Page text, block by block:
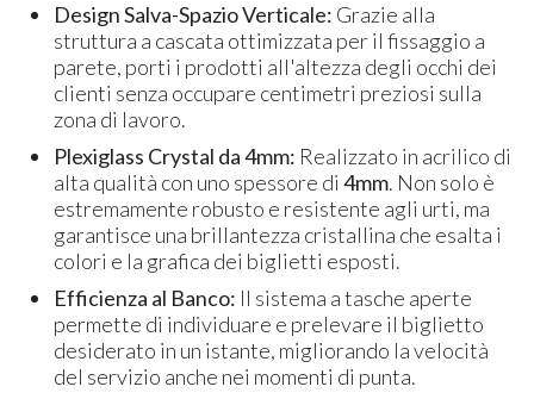
Design Salva-Spazio Verticale: Grazie alla
struttura a cascata ottimizzata per il fissaggio a
parete, porti i prodotti all'altezza degli occhi dei
clienti senza occupare centimetri preziosi sulla
zona di lavoro.
Plexiglass Crystal da 4mm: Realizzato in acrilico di
alta qualità con uno spessore di4mm. Non solo è
estremamente robusto e resistente agli urti, ma
garantisce una brillantezza cristallina che esalta i
colori e la grafica dei biglietti esposti.
Efficienza al Banco: Il sistema a tasche aperte
permette di individuare e prelevare il biglietto
desiderato in un istante, migliorando la velocità
del servizio anche nei momenti di punta.